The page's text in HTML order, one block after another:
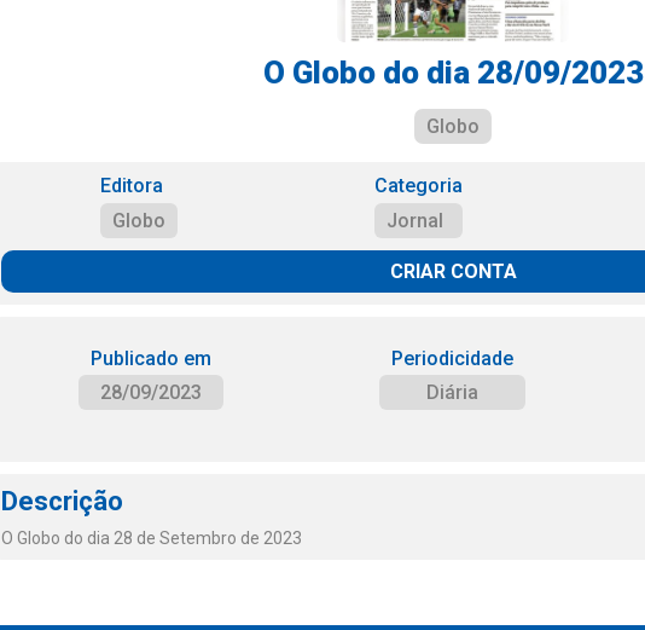
O Globo do dia 28/09/2023
Globo
Editora
Globo
Categoria
Jornal
CRIAR CONTA
Publicado em
28/09/2023
Periodicidade
Diária
Descrição
O Globo do dia 28 de Setembro de 2023